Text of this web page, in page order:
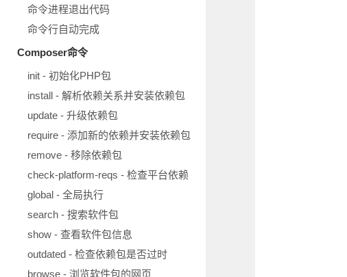
命令进程退出代码
命令行自动完成
Composer命令
init - 初始化PHP包
install - 解析依赖关系并安装依赖包
update - 升级依赖包
require - 添加新的依赖并安装依赖包
remove - 移除依赖包
check-platform-reqs - 检查平台依赖
global - 全局执行
search - 搜索软件包
show - 查看软件包信息
outdated - 检查依赖包是否过时
browse - 浏览软件包的网页